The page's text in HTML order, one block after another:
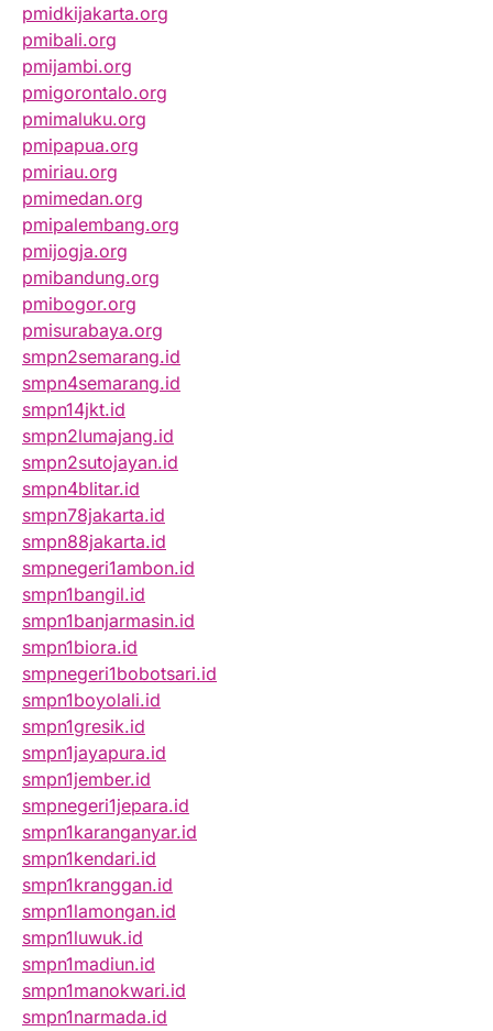
pmidkijakarta.org
pmibali.org
pmijambi.org
pmigorontalo.org
pmimaluku.org
pmipapua.org
pmiriau.org
pmimedan.org
pmipalembang.org
pmijogja.org
pmibandung.org
pmibogor.org
pmisurabaya.org
smpn2semarang.id
smpn4semarang.id
smpn14jkt.id
smpn2lumajang.id
smpn2sutojayan.id
smpn4blitar.id
smpn78jakarta.id
smpn88jakarta.id
smpnegeri1ambon.id
smpn1bangil.id
smpn1banjarmasin.id
smpn1biora.id
smpnegeri1bobotsari.id
smpn1boyolali.id
smpn1gresik.id
smpn1jayapura.id
smpn1jember.id
smpnegeri1jepara.id
smpn1karanganyar.id
smpn1kendari.id
smpn1kranggan.id
smpn1lamongan.id
smpn1luwuk.id
smpn1madiun.id
smpn1manokwari.id
smpn1narmada.id